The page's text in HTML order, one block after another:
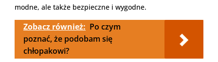
modne, ale także bezpieczne i wygodne.
Zobacz również: Po czym
poznać, że podobam się
chłopakowi?